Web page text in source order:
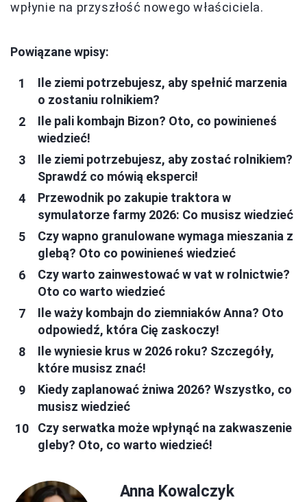
wpłynie na przyszłość nowego właściciela.
Powiązane wpisy:
Ile ziemi potrzebujesz, aby spełnić marzenia
o zostaniu rolnikiem?
Ile pali kombajn Bizon? Oto, co powinieneś
wiedzieć!
Ile ziemi potrzebujesz, aby zostać rolnikiem?
Sprawdź co mówią eksperci!
Przewodnik po zakupie traktora w
symulatorze farmy 2026: Co musisz wiedzieć
Czy wapno granulowane wymaga mieszania z
glebą? Oto co powinieneś wiedzieć
Czy warto zainwestować w vat w rolnictwie?
Oto co warto wiedzieć
Ile waży kombajn do ziemniaków Anna? Oto
odpowiedź, która Cię zaskoczy!
Ile wyniesie krus w 2026 roku? Szczegóły,
które musisz znać!
Kiedy zaplanować żniwa 2026? Wszystko, co
musisz wiedzieć
Czy serwatka może wpłynąć na zakwaszenie
gleby? Oto, co warto wiedzieć!
Anna Kowalczyk